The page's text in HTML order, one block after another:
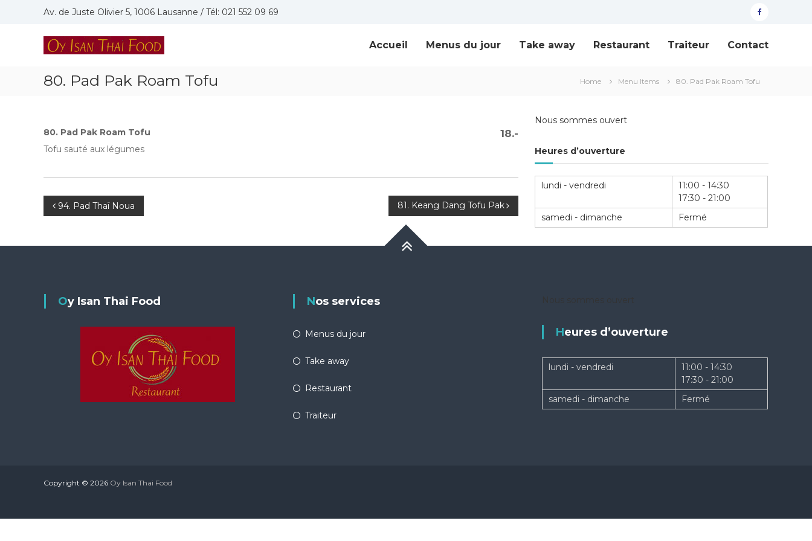
Av. de Juste Olivier 5, 1006 Lausanne / Tél: 021 552 09 69
Oy
Isan
Food
Lausanne
Accueil Menus du jour Take away Restaurant Traiteur Contact
80. Pad Pak Roam Tofu Home Menu Items 80. Pad Pak Roam Tofu
80. Pad Pak Roam Tofu 18.-
Tofu sauté aux légumes
Navigation
94. Pad Thaï Noua 81. Keang Dang Tofu Pak
Nous sommes ouvert
Heures d’ouverture
lundi - vendredi
11:00 - 14:30
17:30 - 21:00
samedi - dimanche
Fermé
Oy Isan Thai Food Nos services
Menus du jour
Take away
Restaurant
Traiteur
Heures d’ouverture
lundi - vendredi
11:00 - 14:30
17:30 - 21:00
samedi - dimanche
Fermé
Copyright © 2026 Oy Isan Thai Food